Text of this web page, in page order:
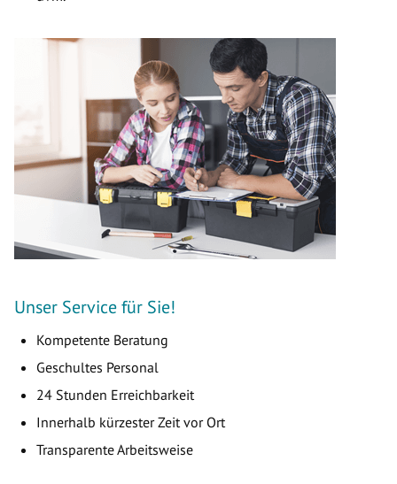
Unser Service für Sie!
Kompetente Beratung
Geschultes Personal
24 Stunden Erreichbarkeit
Innerhalb kürzester Zeit vor Ort
Transparente Arbeitsweise